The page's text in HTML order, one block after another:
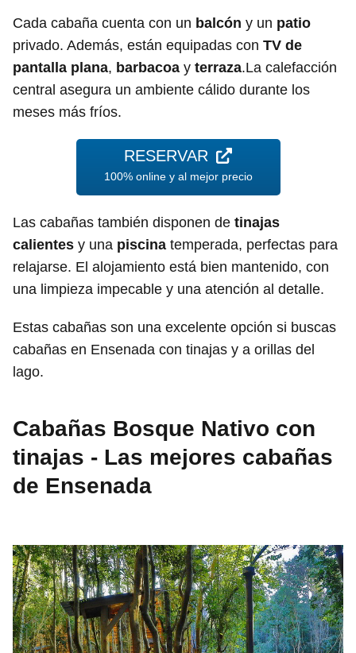
Cada cabaña cuenta con un balcón y un patio
privado. Además, están equipadas con TV de
pantalla plana, barbacoa y terraza.La calefacción
central asegura un ambiente cálido durante los
meses más fríos.
RESERVAR
100% online y al mejor precio
Las cabañas también disponen de tinajas
calientes y una piscina temperada, perfectas para
relajarse. El alojamiento está bien mantenido, con
una limpieza impecable y una atención al detalle.
Estas cabañas son una excelente opción si buscas
cabañas en Ensenada con tinajas y a orillas del
lago.
Cabañas Bosque Nativo con
tinajas - Las mejores cabañas
de Ensenada